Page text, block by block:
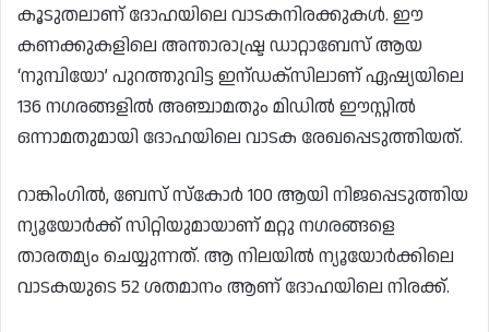
കൂടുതലാണ് ദോഹയിലെ വാടകനിരക്കുകൾ. ഈ
കണക്കുകളിലെ അന്താരാഷ്ട്ര ഡാറ്റാബേസ് ആയ
‘നുമ്പിയോ’ പുറത്തുവിട്ട ഇന്ഡക്സിലാണ് ഏഷ്യയിലെ
136 നഗരങ്ങളിൽ അഞ്ചാമതും മിഡിൽ ഈസ്റ്റിൽ
ഒന്നാമതുമായി ദോഹയിലെ വാടക രേഖപ്പെടുത്തിയത്.
റാങ്കിംഗിൽ, ബേസ് സ്‌കോർ 100 ആയി നിജപ്പെടുത്തിയ
ന്യൂയോർക്ക് സിറ്റിയുമായാണ് മറ്റു നഗരങ്ങളെ
താരതമ്യം ചെയ്യുന്നത്. ആ നിലയിൽ ന്യൂയോർക്കിലെ
വാടകയുടെ 52 ശതമാനം ആണ് ദോഹയിലെ നിരക്ക്.